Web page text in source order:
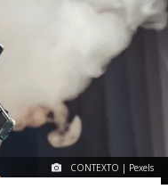
CONTEXTO | Pexels